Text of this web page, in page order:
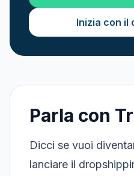
Inizia con il
Parla con
Dicci se vuoi
lanciare il